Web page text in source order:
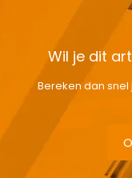
Wil je dit
Bereken dan